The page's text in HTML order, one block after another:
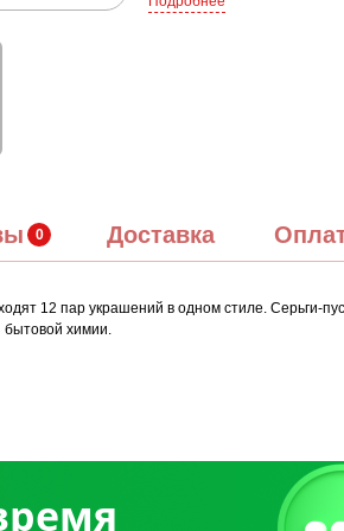
Доставка
12 пар украшений в одном стиле. Серьги-
бытовой химии.